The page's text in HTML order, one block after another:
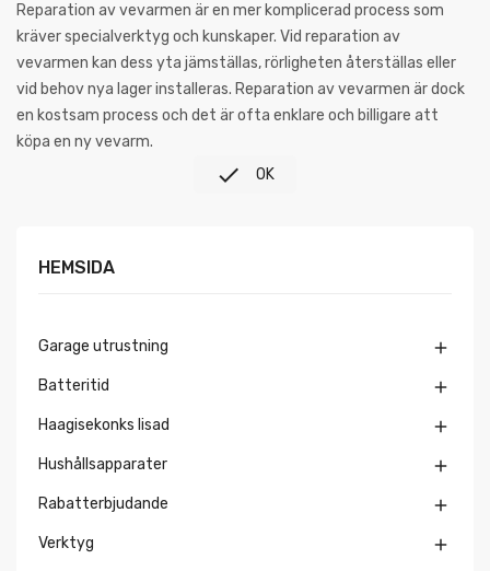
Reparation av vevarmen är en mer komplicerad process som
kräver specialverktyg och kunskaper. Vid reparation av
vevarmen kan dess yta jämställas, rörligheten återställas eller
vid behov nya lager installeras. Reparation av vevarmen är dock
en kostsam process och det är ofta enklare och billigare att
köpa en ny vevarm.
 OK
HEMSIDA
Garage utrustning 
Batteritid 
Haagisekonks lisad 
Hushållsapparater 
Rabatterbjudande 
Verktyg 